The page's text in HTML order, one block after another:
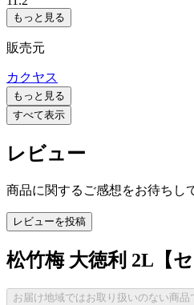
もっと見る
販売元
カクヤス
もっと見る
すべて表示
レビュー
商品に関するご感想をお待ちし
レビューを投稿
松竹梅 大徳利 2L【セ
お届け地域ではお取り扱いのない商品